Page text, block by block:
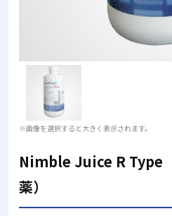
※画像を選択すると大きく表示されます。
Nimble Juice R Type
薬）